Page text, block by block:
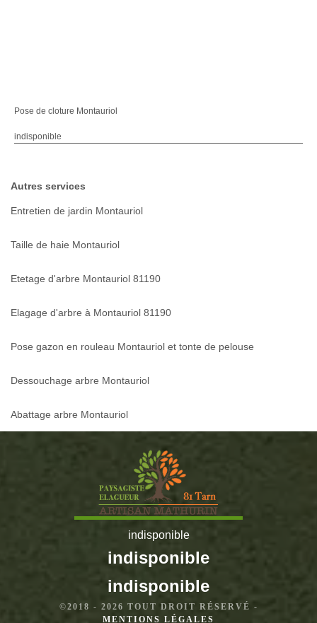
Pose de cloture Montauriol
indisponible
Autres services
Entretien de jardin Montauriol
Taille de haie Montauriol
Etetage d'arbre Montauriol 81190
Elagage d'arbre à Montauriol 81190
Pose gazon en rouleau Montauriol et tonte de pelouse
Dessouchage arbre Montauriol
Abattage arbre Montauriol
indisponible
indisponible
indisponible
©2018 - 2026 TOUT DROIT RÉSERVÉ -
MENTIONS LÉGALES